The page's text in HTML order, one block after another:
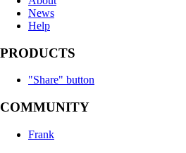
News
Help
PRODUCTS
"Share" button
COMMUNITY
Frank